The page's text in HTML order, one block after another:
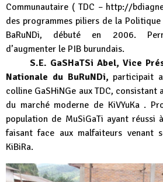
Communautaire ( TDC – http://
des programmes piliers de la
BaRuNDi, débuté en 2006.
d’augmenter le PIB burundais.
S.E. GaSHaTSi Abel, Vice
Nationale du BuRuNDi, participait
colline GaSHiNGe aux TDC, consistant
du marché moderne de KiVYuKa .
population de MuSiGaTi ayant réussi
faisant face aux malfaiteurs venant
KiBiRa.